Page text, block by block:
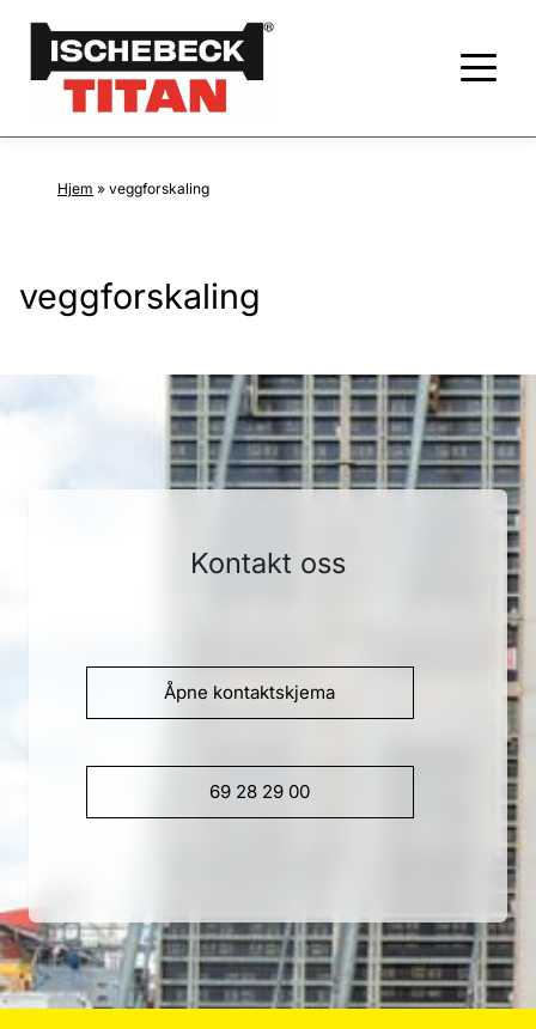
Hjem » veggforskaling
veggforskaling
Kontakt oss
Åpne kontaktskjema
69 28 29 00